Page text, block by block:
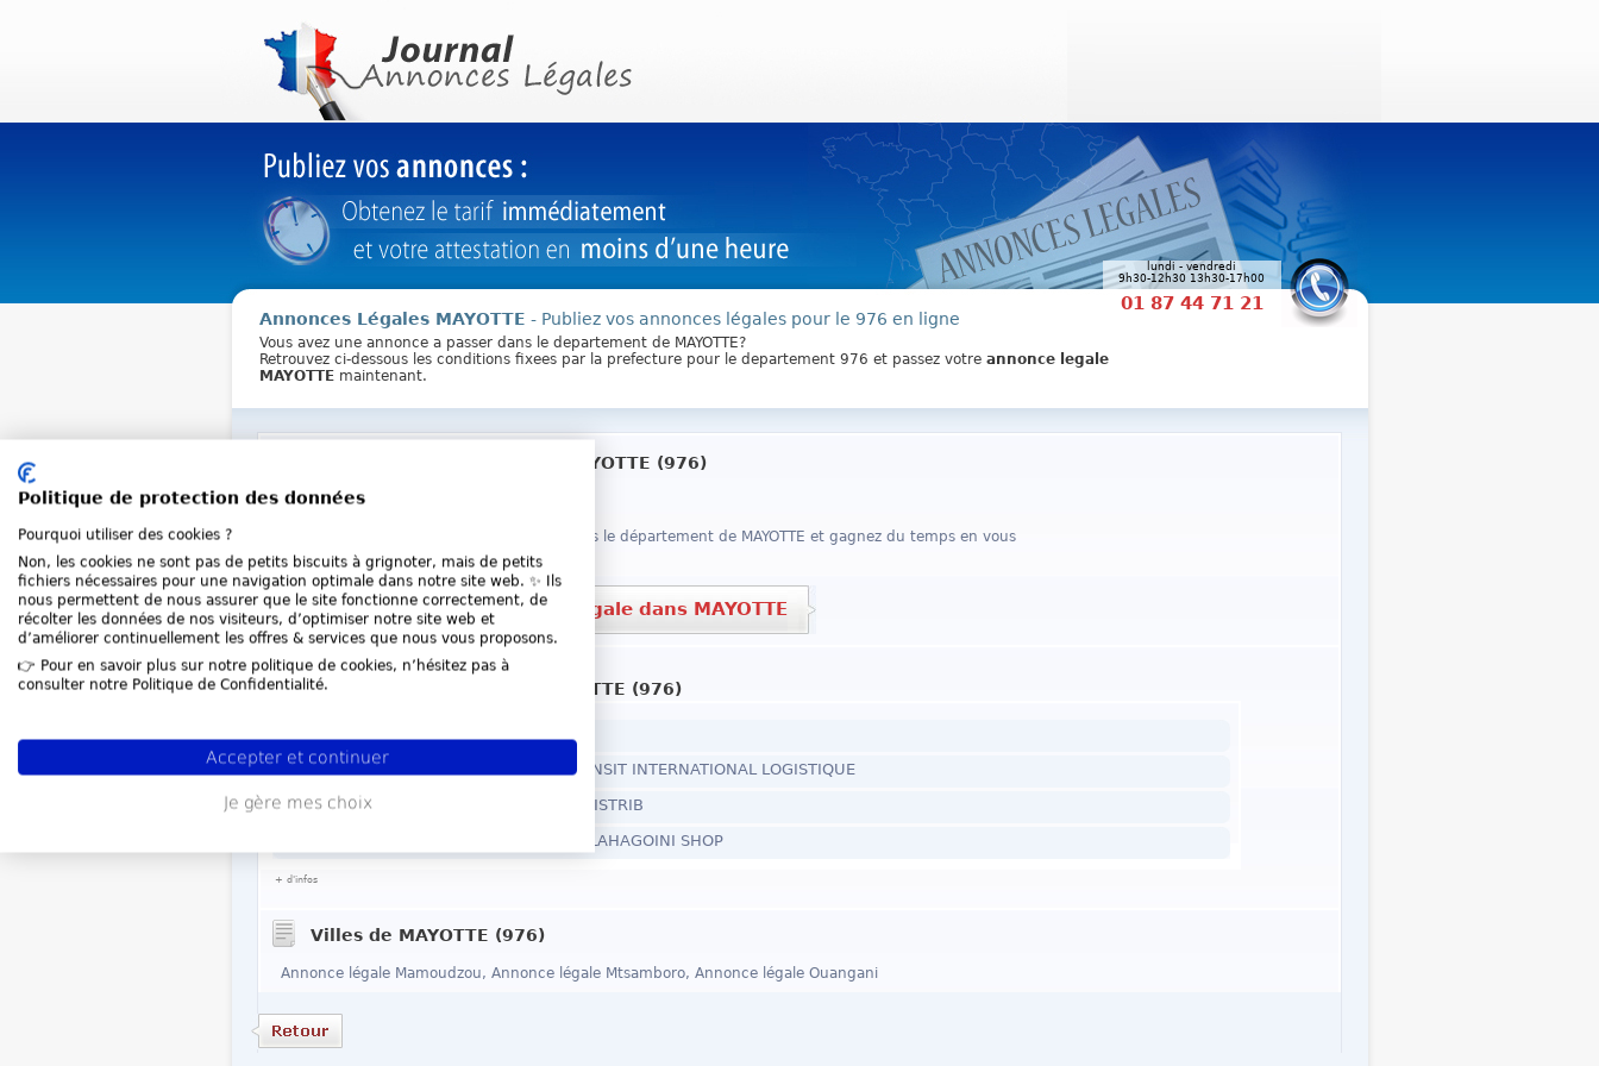
lundi - vendredi
9h30-12h30 13h30-17h00
01 87 44 71 21
Annonces Légales MAYOTTE - Publiez vos annonces légales pour le 976 en ligne
Vous avez une annonce a passer dans le departement de MAYOTTE?
Retrouvez ci-dessous les conditions fixees par la prefecture pour le departement 976 et passez votre annonce legale
MAYOTTEmaintenant.
Tarifs du département de MAYOTTE (976)
Greffe :
dans le département de MAYOTTE et gagnez du temps en vous
simplifiant les démarches administratives.
Je passe mon annonce légale dans MAYOTTE
Dernières annonces de MAYOTTE (976)
2025-05-01 SAS - SASU SAS MOREL TRANSIT INTERNATIONAL LOGISTIQUE
2025-04-14 SARL - EURL - SELARL MAYDISTRIB
2021-12-13 Changement d'objet social LAHAGOINI SHOP
+ d'infos
Villes de MAYOTTE (976)
Annonce légale Mamoudzou, Annonce légale Mtsamboro, Annonce légale Ouangani
Politique de protection des données
Pourquoi utiliser des cookies ?
Non, les cookies ne sont pas de petits biscuits à grignoter, mais de petits
fichiers nécessaires pour une navigation optimale dans notre site web. ✨ Ils
nous permettent de nous assurer que le site fonctionne correctement, de
récolter les données de nos visiteurs, d’optimiser notre site web et
d’améliorer continuellement les offres & services que nous vous proposons.
👉 Pour en savoir plus sur notre politique de cookies, n’hésitez pas à
consulter notre Politique de Confidentialité.
Accepter et continuer
Je gère mes choix